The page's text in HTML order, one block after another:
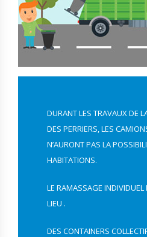
DURANT LES TRAVAUX DE
DES PERRIERS, LES
N’AURONT PAS LA
HABITATIONS.
LE RAMASSAGE INDIVIDUEL
LIEU .
DES CONTAINERS